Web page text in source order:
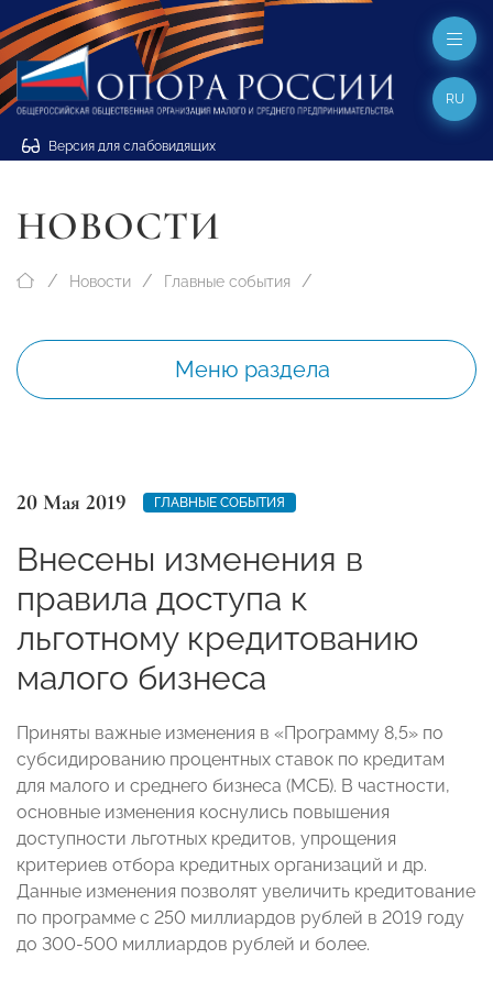
Версия для слабовидящих
RU
НОВОСТИ
Новости Главные события
Меню раздела
20 Мая 2019 ГЛАВНЫЕ СОБЫТИЯ
Внесены изменения в
правила доступа к
льготному кредитованию
малого бизнеса
Приняты важные изменения в «Программу 8,5» по
субсидированию процентных ставок по кредитам
для малого и среднего бизнеса (МСБ). В частности,
основные изменения коснулись повышения
доступности льготных кредитов, упрощения
критериев отбора кредитных организаций и др.
Данные изменения позволят увеличить кредитование
по программе с 250 миллиардов рублей в 2019 году
до 300-500 миллиардов рублей и более.